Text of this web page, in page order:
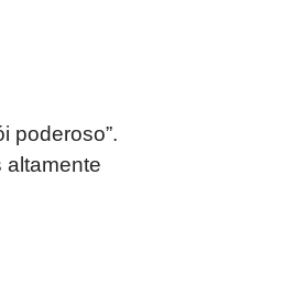
poderoso”.
altamente